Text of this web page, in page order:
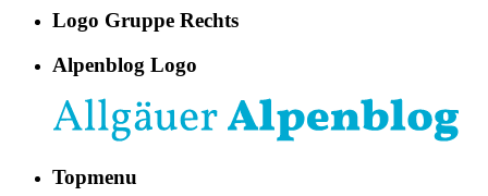
Logo Gruppe Rechts
Alpenblog Logo
Topmenu